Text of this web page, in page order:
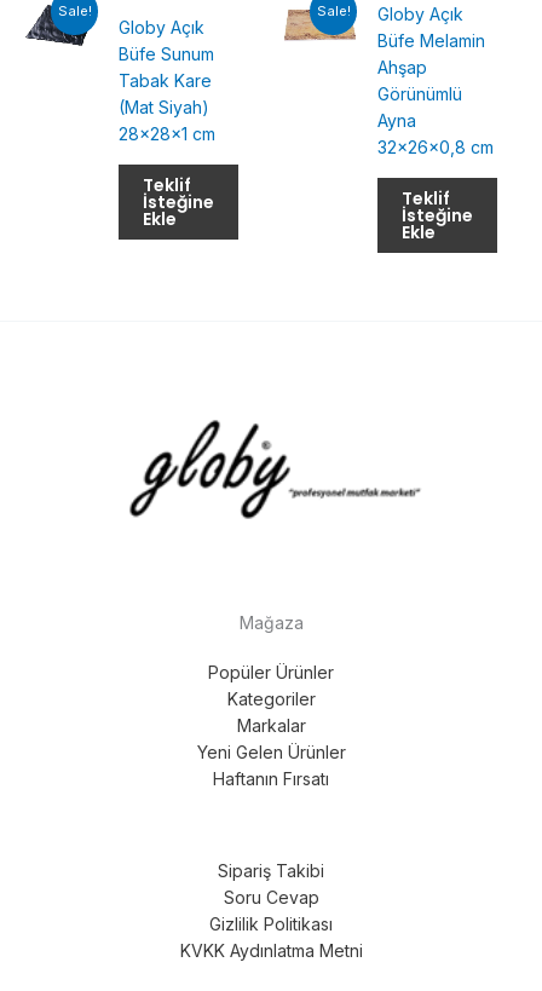
Sale!
Globy Açık
Büfe Sunum
Tabak Kare
(Mat Siyah)
28x28x1 cm
Teklif
İsteğine
Ekle
Sale!
Globy Açık
Büfe Melamin
Ahşap
Görünümlü
Ayna
32x26x0,8 cm
Teklif
İsteğine
Ekle
Mağaza
Popüler Ürünler
Kategoriler
Markalar
Yeni Gelen Ürünler
Haftanın Fırsatı
Sipariş Takibi
Soru Cevap
Gizlilik Politikası
KVKK Aydınlatma Metni